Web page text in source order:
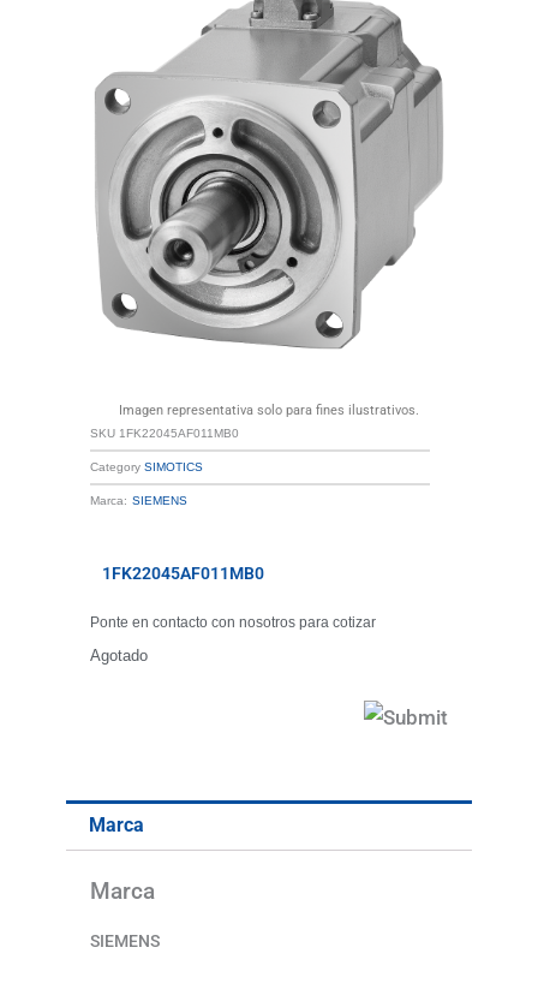
Imagen representativa solo para fines ilustrativos.
SKU 1FK22045AF011MB0
Category SIMOTICS
Marca: SIEMENS
1FK22045AF011MB0
Ponte en contacto con nosotros para cotizar
Agotado
Marca
Marca
SIEMENS